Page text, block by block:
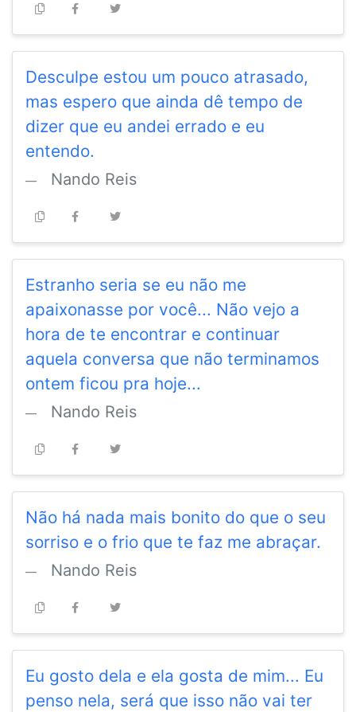
Desculpe estou um pouco atrasado,
mas espero que ainda dê tempo de
dizer que eu andei errado e eu
entendo.
Nando Reis
Estranho seria se eu não me
apaixonasse por você... Não vejo a
hora de te encontrar e continuar
aquela conversa que não terminamos
ontem ficou pra hoje...
Nando Reis
Não há nada mais bonito do que o seu
sorriso e o frio que te faz me abraçar.
Nando Reis
Eu gosto dela e ela gosta de mim... Eu
penso nela, será que isso não vai ter